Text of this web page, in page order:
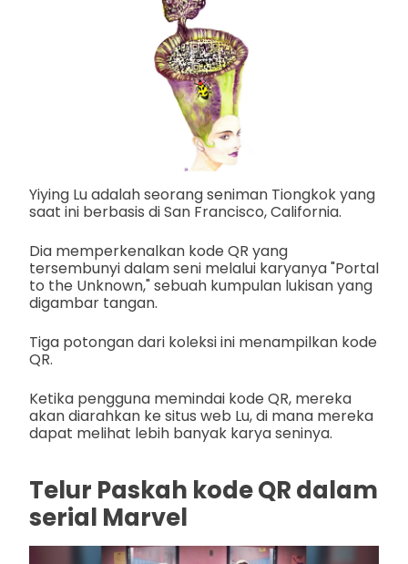
Yiying Lu adalah seorang seniman Tiongkok yang
saat ini berbasis di San Francisco, California.
Dia memperkenalkan kode QR yang
tersembunyi dalam seni melalui karyanya "Portal
to the Unknown," sebuah kumpulan lukisan yang
digambar tangan.
Tiga potongan dari koleksi ini menampilkan kode
QR.
Ketika pengguna memindai kode QR, mereka
akan diarahkan ke situs web Lu, di mana mereka
dapat melihat lebih banyak karya seninya.
Telur Paskah kode QR dalam
serial Marvel